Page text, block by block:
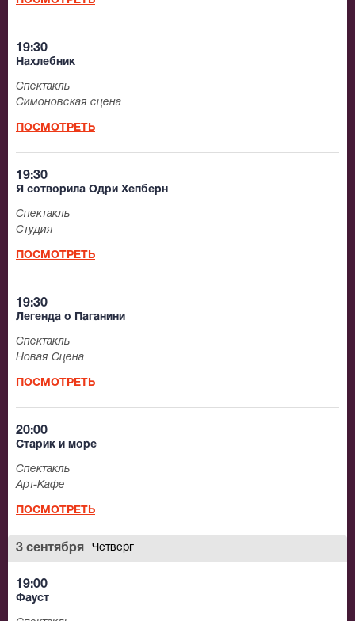
19:30
Нахлебник
Спектакль
Симоновская сцена
ПОСМОТРЕТЬ
19:30
Я сотворила Одри Хепберн
Спектакль
Студия
ПОСМОТРЕТЬ
19:30
Легенда о Паганини
Спектакль
Новая Сцена
ПОСМОТРЕТЬ
20:00
Старик и море
Спектакль
Арт-Кафе
ПОСМОТРЕТЬ
3 сентября Четверг
19:00
Фауст